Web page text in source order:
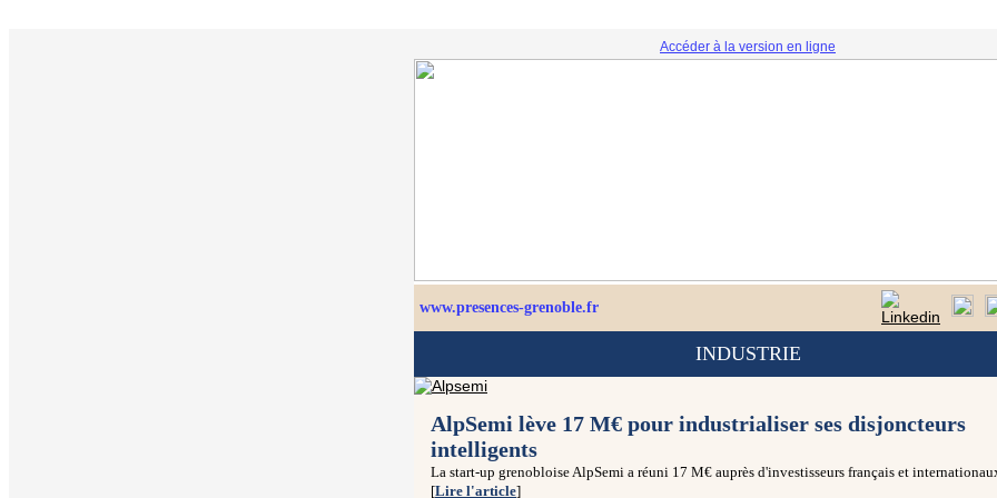
Accéder à la version en ligne
www.presences-grenoble.fr
INDUSTRIE
AlpSemi lève 17 M€ pour industrialiser ses disjoncteurs
intelligents
La start-up grenobloise AlpSemi a réuni 17 M€ auprès d'investisseurs français et
[Lire l'article]